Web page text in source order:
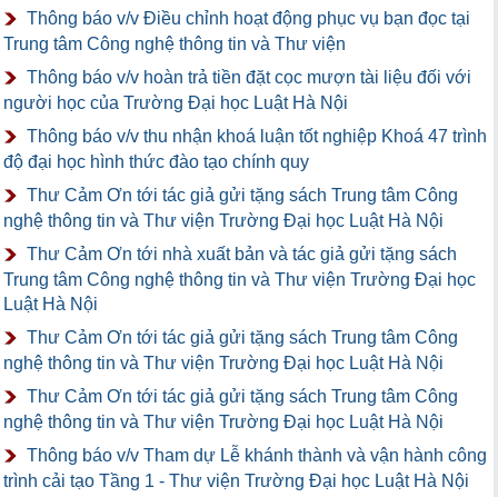
Thông báo v/v Điều chỉnh hoạt động phục vụ bạn đọc tại
Trung tâm Công nghệ thông tin và Thư viện
Thông báo v/v hoàn trả tiền đặt cọc mượn tài liệu đối với
người học của Trường Đại học Luật Hà Nội
Thông báo v/v thu nhận khoá luận tốt nghiệp Khoá 47 trình
độ đại học hình thức đào tạo chính quy
Thư Cảm Ơn tới tác giả gửi tặng sách Trung tâm Công
nghệ thông tin và Thư viện Trường Đại học Luật Hà Nội
Thư Cảm Ơn tới nhà xuất bản và tác giả gửi tặng sách
Trung tâm Công nghệ thông tin và Thư viện Trường Đại học
Luật Hà Nội
Thư Cảm Ơn tới tác giả gửi tặng sách Trung tâm Công
nghệ thông tin và Thư viện Trường Đại học Luật Hà Nội
Thư Cảm Ơn tới tác giả gửi tặng sách Trung tâm Công
nghệ thông tin và Thư viện Trường Đại học Luật Hà Nội
Thông báo v/v Tham dự Lễ khánh thành và vận hành công
trình cải tạo Tầng 1 - Thư viện Trường Đại học Luật Hà Nội